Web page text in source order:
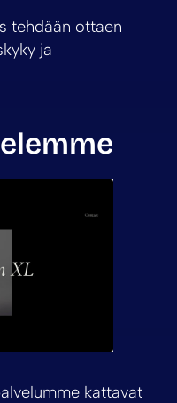
tehdään ottaen
ja
kattavat